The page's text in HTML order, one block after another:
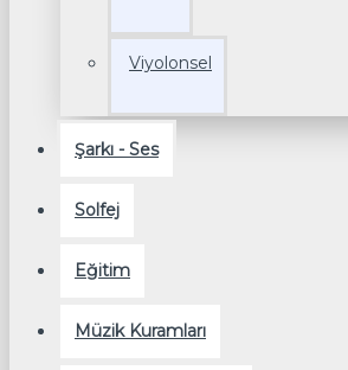
Viyolonsel
Şarkı - Ses
Solfej
Eğitim
Müzik Kuramları